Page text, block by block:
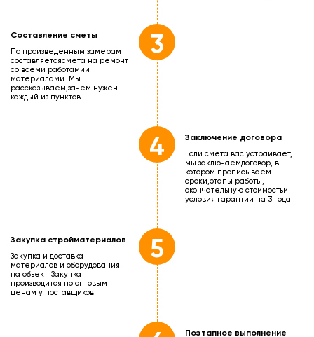
Составление сметы
По произведенным замерам
составляетсясмета на ремонт
со всеми работамии
материалами. Мы
рассказываем,зачем нужен
каждый из пунктов
3
Заключение договора
Если смета вас устраивает,
мы заключаемдоговор, в
котором прописываем
сроки,этапы работы,
окончательную стоимостьи
условия гарантии на 3 года
4
Закупка стройматериалов
Закупка и доставка
материалов и оборудования
на объект. Закупка
производится по оптовым
ценам у поставщиков
5
Поэтапное выполнение